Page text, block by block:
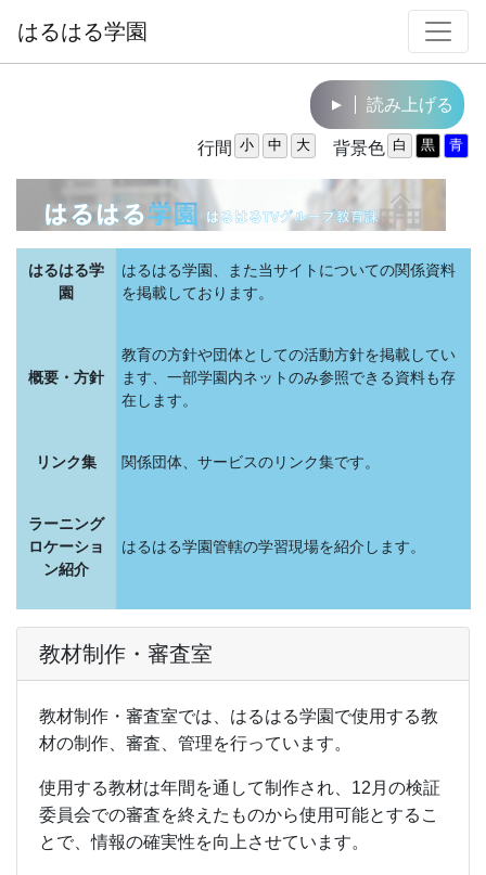
はるはる学園
▼ 読み上げる
行間 背景色
はるはる学
園
はるはる学園、また当サイトについての関係資料
を掲載しております。
概要・方針
教育の方針や団体としての活動方針を掲載してい
ます、一部学園内ネットのみ参照できる資料も存
在します。
リンク集 関係団体、サービスのリンク集です。
ラーニング
ロケーショ
ン紹介
はるはる学園管轄の学習現場を紹介します。
教材制作・審査室
教材制作・審査室では、はるはる学園で使用する教
材の制作、審査、管理を行っています。
使用する教材は年間を通して制作され、12月の検証
委員会での審査を終えたものから使用可能とするこ
とで、情報の確実性を向上させています。